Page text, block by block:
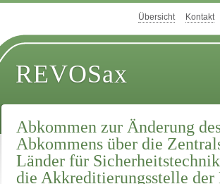
Übersicht Kontakt
REVOSax
Abkommen zur Änderung
Abkommens über die
Länder für
die Akkreditierungsstelle der